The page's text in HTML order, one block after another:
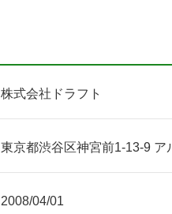
株式会社ドラフト
東京都渋谷区神宮前1-13-9
2008/04/01